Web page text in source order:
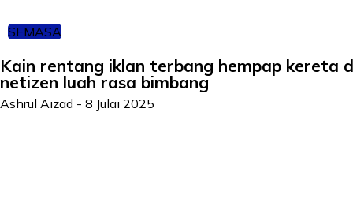
SEMASA
Kain rentang iklan terbang hempap kereta
netizen luah rasa bimbang
Ashrul Aizad - 8 Julai 2025